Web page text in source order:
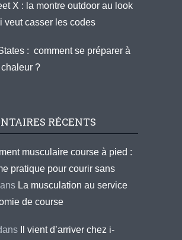
X : la montre outdoor au look
veut casser les codes
: comment se préparer à
chaleur ?
RÉCENTS
musculaire course à pied :
pratique pour courir sans
La musculation au service
de course
Il vient d’arriver chez i-